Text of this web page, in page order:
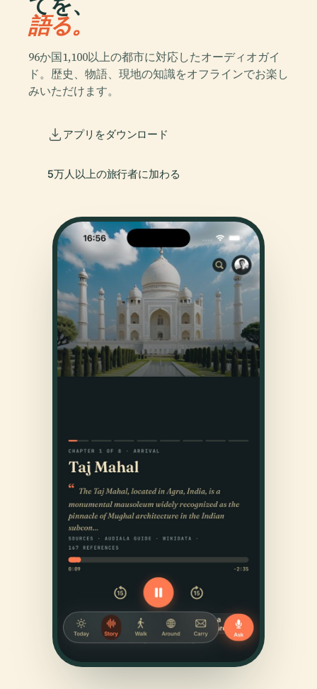
語る。
96か国1,100以上の都市に対応したオーディオガイ
ド。歴史、物語、現地の知識をオフラインでお楽し
みいただけます。
アプリをダウンロード
5万人以上の旅行者に加わる